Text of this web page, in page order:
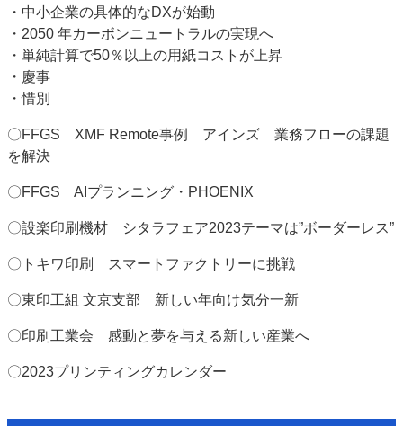
・中小企業の具体的なDXが始動
・2050 年カーボンニュートラルの実現へ
・単純計算で50％以上の用紙コストが上昇
・慶事
・惜別
〇FFGS XMF Remote事例 アインズ 業務フローの課題
を解決
〇FFGS AIプランニング・PHOENIX
〇設楽印刷機材 シタラフェア2023テーマは”ボーダーレス”
〇トキワ印刷 スマートファクトリーに挑戦
〇東印工組 文京支部 新しい年向け気分一新
〇印刷工業会 感動と夢を与える新しい産業へ
〇2023プリンティングカレンダー